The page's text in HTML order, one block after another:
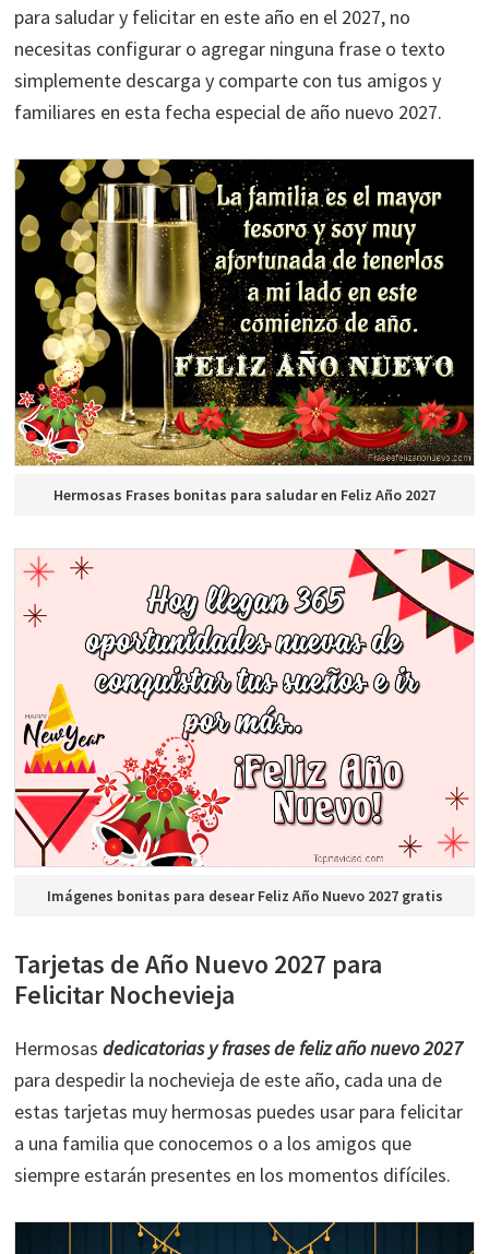
para saludar y felicitar en este año en el 2027, no
necesitas configurar o agregar ninguna frase o texto
simplemente descarga y comparte con tus amigos y
familiares en esta fecha especial de año nuevo 2027.
Hermosas Frases bonitas para saludar en Feliz Año 2027
Imágenes bonitas para desear Feliz Año Nuevo 2027 gratis
Tarjetas de Año Nuevo 2027 para
Felicitar Nochevieja
Hermosasdedicatorias y frases de feliz año nuevo 2027
para despedir la nochevieja de este año, cada una de
estas tarjetas muy hermosas puedes usar para felicitar
a una familia que conocemos o a los amigos que
siempre estarán presentes en los momentos difíciles.